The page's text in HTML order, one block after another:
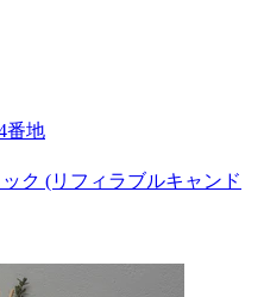
番地
ク (リフィラブルキャンド